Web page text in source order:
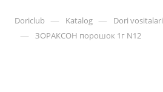
Doriclub — Katalog — Dori vositalari
— ЗОРАКСОН порошок 1г N12